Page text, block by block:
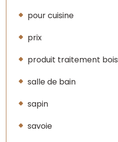
pour cuisine
prix
produit traitement bois
salle de bain
sapin
savoie